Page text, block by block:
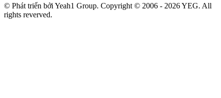
© Phát triển bởi Yeah1 Group. Copyright © 2006 - 2026 YEG. All
rights reverved.